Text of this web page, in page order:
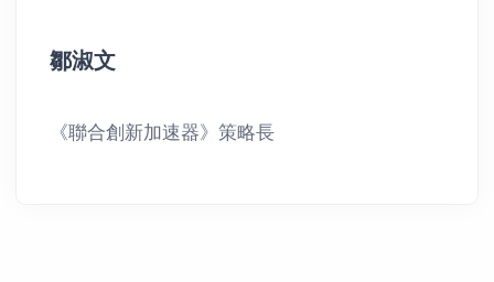
鄒淑文
《聯合創新加速器》策略長